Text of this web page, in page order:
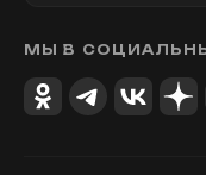
МЫ В